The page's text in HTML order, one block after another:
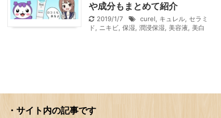
や成分もまとめて紹介
2019/1/7 curel, キュレル, セラミ
ド, ニキビ, 保湿, 潤浸保湿, 美容液, 美白
・サイト内の記事です